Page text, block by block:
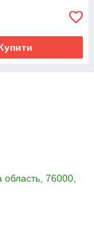
область, 76000,